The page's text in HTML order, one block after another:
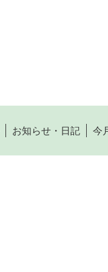
お知らせ・日記 今